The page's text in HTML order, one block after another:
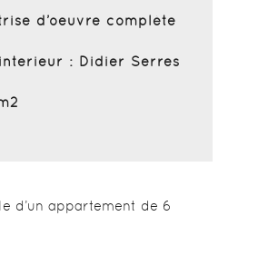
d’oeuvre complète
: Didier Serres
d’un appartement de 6